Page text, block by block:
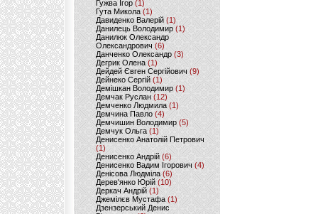
Гужва Ігор (1)
Гута Микола (1)
Давиденко Валерій (1)
Данилець Володимир(1)
Данилюк Олександр
Олександрович (6)
Данченко Олександр (3)
Дегрик Олена(1)
Дейдей Євген Сергійович(9)
Дейнеко Сергій (1)
Демішкан Володимир(1)
Демчак Руслан (12)
Демченко Людмила (1)
Демчина Павло (4)
Демчишин Володимир (5)
Демчук Ольга(1)
Денисенко Анатолій Петрович
(1)
Денисенко Андрій (6)
Денисенко Вадим Ігорович (4)
Денісова Людміла(6)
Дерев'янко Юрій(10)
Деркач Андрій(1)
Джемілєв Мустафа (1)
Дзензерський Денис